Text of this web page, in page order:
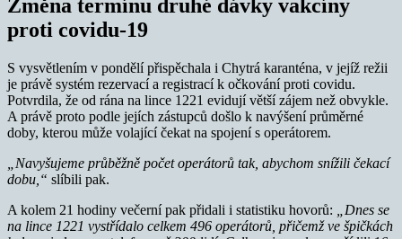
Změna termínu druhé dávky vakcíny
proti covidu-19
S vysvětlením v pondělí přispěchala i Chytrá karanténa, v jejíž režii
je právě systém rezervací a registrací k očkování proti covidu.
Potvrdila, že od rána na lince 1221 evidují větší zájem než obvykle.
A právě proto podle jejích zástupců došlo k navýšení průměrné
doby, kterou může volající čekat na spojení s operátorem.
„Navyšujeme průběžně počet operátorů tak, abychom snížili čekací
dobu,“ slíbili pak.
A kolem 21 hodiny večerní pak přidali i statistiku hovorů:
„Dnes se
na lince 1221 vystřídalo celkem 496 operátorů, přičemž ve špičkách